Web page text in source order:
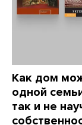
Как дом
одной
так и не